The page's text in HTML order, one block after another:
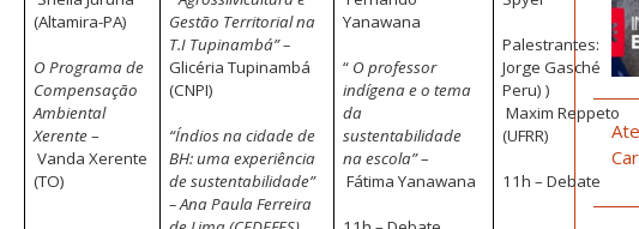
(Altamira-PA)
O Programa de
Compensação
Ambiental
Xerente–
Vanda Xerente
(TO)
Gestão Territorial na
T.I Tupinambá” –
Glicéria Tupinambá
(CNPI)
“Índios na cidade de
BH: uma experiência
de sustentabilidade”
– Ana Paula Ferreira
Yanawana
“ O professor
indígena e o tema
da
sustentabilidade
na escola”–
Fátima Yanawana
Palestrantes:
Jorge Gasché
Peru) )
Maxim Reppeto
(UFRR)
11h – Debate